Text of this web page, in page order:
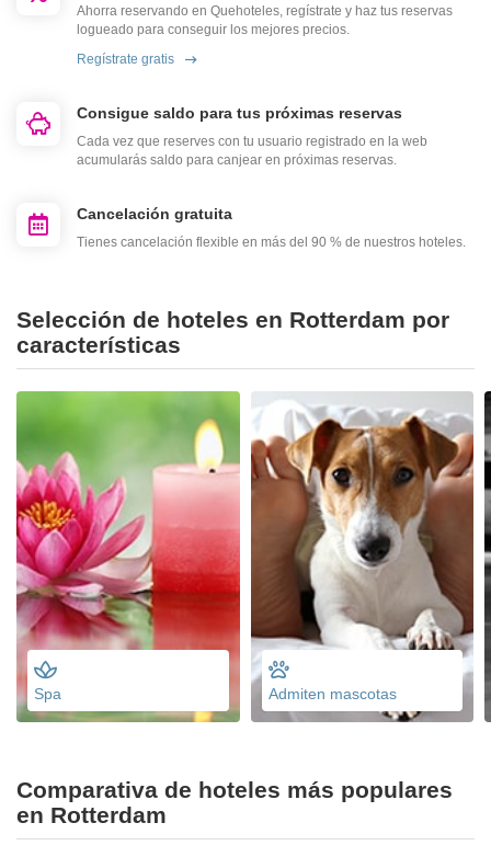
Ahorra reservando en Quehoteles, regístrate y haz tus reservas
logueado para conseguir los mejores precios.
Regístrate gratis
Consigue saldo para tus próximas reservas
Cada vez que reserves con tu usuario registrado en la web
acumularás saldo para canjear en próximas reservas.
Cancelación gratuita
Tienes cancelación flexible en más del 90 % de nuestros hoteles.
Selección de hoteles en Rotterdam por
características
Spa Admiten mascotas
Comparativa de hoteles más populares
en Rotterdam